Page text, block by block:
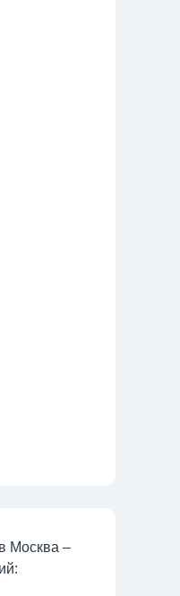
Москва –